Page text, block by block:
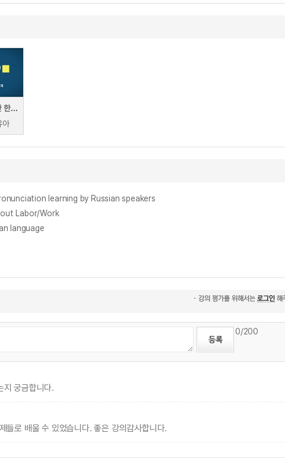
역사초보자를 위한 한국사 엿보기
아
pronunciation learning by Russian speakers
Labor/Work
language
0/200
지 궁금합니다.
들로 배울 수 있었습니다. 좋은 강의감사합니다.